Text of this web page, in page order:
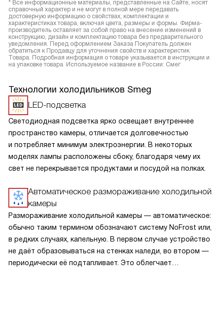
* Все информационные материалы, представленные на Сайте, носят
справочный характер и не могут в полной мере передавать
достоверную информацию о свойствах, комплектации и
характеристиках товара, включая цвета, размеры и формы. Фирма-
производитель оставляет за собой право на внесение изменений в
конструкцию, дизайн и комплектацию товара без предварительного
уведомления. Перед оформлением Заказа Покупатель должен
обратиться к Продавцу для уточнения свойств и характеристик
Товара. Подробная информация о товаре указывается в инструкции и
на упаковке товара. Используемое название в России: Смег
Технологии холодильников Smeg
LED-подсветка
Светодиодная подсветка ярко освещает внутреннее
пространство камеры, отличается долговечностью
и потребляет минимум электроэнергии. В некоторых
моделях лампы расположены сбоку, благодаря чему их
свет не перекрывается продуктами и посудой на полках.
Автоматическое размораживание холодильной
камеры
Размораживание холодильной камеры — автоматическое:
обычно таким термином обозначают систему NoFrost или,
в редких случаях, капельную. В первом случае устройство
не даёт образовываться на стенках наледи, во втором —
периодически её подтапливает. Это облегчает